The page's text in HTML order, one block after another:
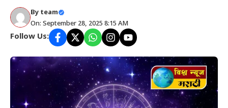
By team
On: September 28, 2025 8:15 AM
Follow Us: